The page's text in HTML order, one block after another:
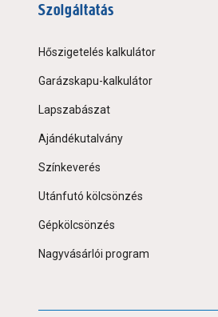
Szolgáltatás
Hőszigetelés kalkulátor
Garázskapu-kalkulátor
Lapszabászat
Ajándékutalvány
Színkeverés
Utánfutó kölcsönzés
Gépkölcsönzés
Nagyvásárlói program